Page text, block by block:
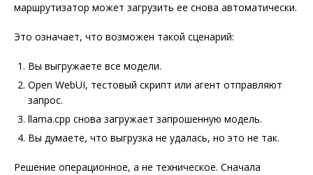
маршрутизатор может загрузить ее снова автоматически.
Это означает, что возможен такой сценарий:
Вы выгружаете все модели.
Open WebUI, тестовый скрипт или агент отправляют
запрос.
llama.cpp снова загружает запрошенную модель.
Вы думаете, что выгрузка не удалась, но это не так.
Решение операционное, а не техническое. Сначала